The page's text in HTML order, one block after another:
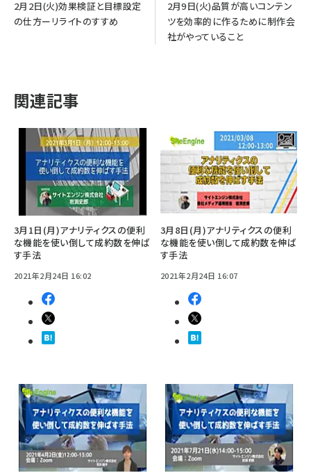
2月2日(火)効果検証と目標設定
の仕方ーリライトのすすめ
2月9日(火)品質が高いコンテン
ツを効率的に作るために制作会
社がやっていること
関連記事
3月1日(月)アナリティクスの便利
な機能を使い倒して成約数を伸ば
す手法
2021年2月24日 16:02
3月8日(月)アナリティクスの便利
な機能を使い倒して成約数を伸ば
す手法
2021年2月24日 16:07